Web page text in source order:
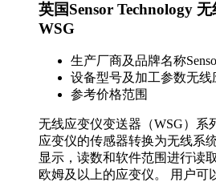
英国Sensor Technology
WSG
生产厂商及品牌名称
设备型号及加工参数无线
参考价格范围
无线应变仪变送器（WSG）系
应变仪的传感器转换为无线系
显示，读数和软件范围进行读
欧姆及以上的应变仪。 用户可